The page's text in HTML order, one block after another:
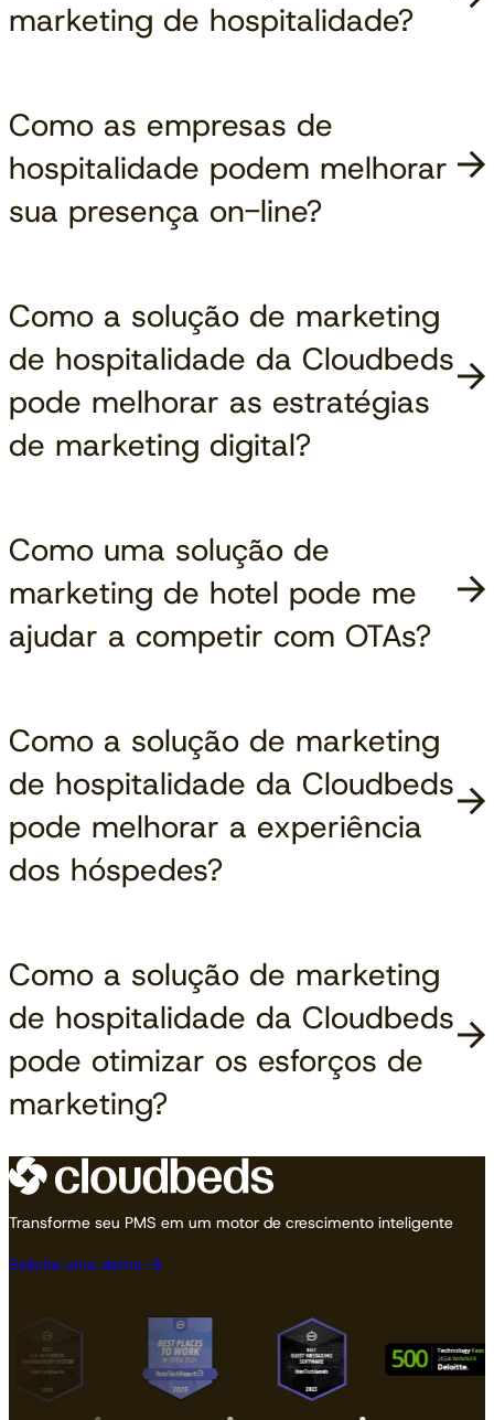
marketing de hospitalidade?
Como as empresas de
hospitalidade podem melhorar
sua presença on-line?
Como a solução de marketing
de hospitalidade da Cloudbeds
pode melhorar as estratégias
de marketing digital?
Como uma solução de
marketing de hotel pode me
ajudar a competir com OTAs?
Como a solução de marketing
de hospitalidade da Cloudbeds
pode melhorar a experiência
dos hóspedes?
Como a solução de marketing
de hospitalidade da Cloudbeds
pode otimizar os esforços de
marketing?
Transforme seu PMS em um motor de crescimento inteligente
Solicite uma demo